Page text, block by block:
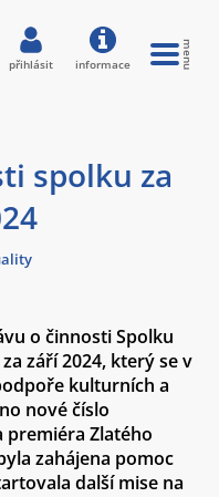
spolku za
o činnosti Spolku
září 2024, který se v
kulturních a
nové číslo
premiéra Zlatého
zahájena pomoc
další mise na
přihlásit informace